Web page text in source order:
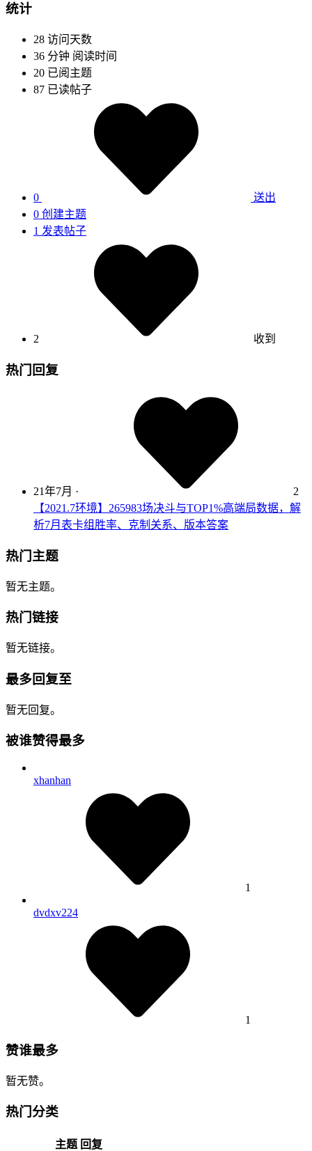
统计
28 访问天数
36 分钟 阅读时间
20 已阅主题
87 已读帖子
0
送出
0 创建主题
1 发表帖子
2 收到
热门回复
21年7月 ·
2
【2021.7环境】265983场决斗与TOP1%高端局数据，解
析7月表卡组胜率、克制关系、版本答案
热门主题
暂无主题。
热门链接
暂无链接。
最多回复至
暂无回复。
被谁赞得最多
xhanhan
1
dvdxv224
1
赞谁最多
暂无赞。
热门分类
主题 回复